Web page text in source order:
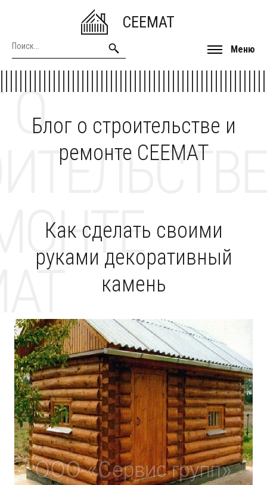
CEEMAT
Меню
Блог о строительстве и
ремонте CEEMAT
О
Как сделать своими
руками декоративный
камень